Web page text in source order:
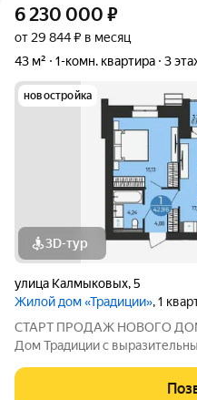
6 230 000 ₽
от 29 844 ₽ в месяц
43 м²
1-комн. квартира 3
новостройка
3D-тур
улица Калмыковых,5
Жилой дом «Традиции», 1
СТАРТ ПРОДАЖ НОВОГО
Дом Традиции с
газовым отоплением и